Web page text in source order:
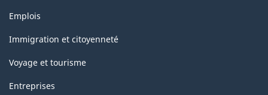
Thèmes
sujets
Emplois
Immigration et citoyenneté
Voyage et tourisme
Entreprises